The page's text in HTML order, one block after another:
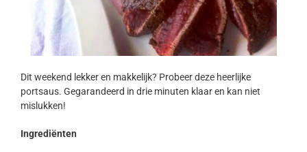
Dit weekend lekker en makkelijk? Probeer deze heerlijke
portsaus. Gegarandeerd in drie minuten klaar en kan niet
mislukken!
Ingrediënten